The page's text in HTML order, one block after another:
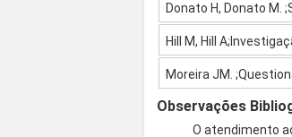
Donato H, Donato M.
Hill M, Hill
Moreira JM.
Observações
O atendimento